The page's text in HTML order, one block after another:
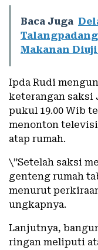
Baca Juga
Makanan
Ipda Rudi
keterangan saksi
pukul 19.00 Wib
menonton
atap rumah.
\”Setelah saksi
genteng rumah
menurut
ungkapnya.
Lanjutnya,
ringan meliputi